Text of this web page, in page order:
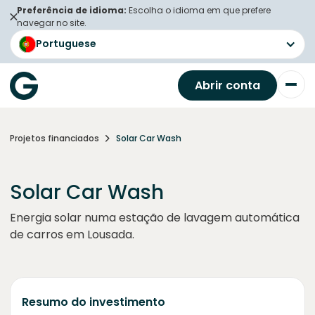
Preferência de idioma: Escolha o idioma em que prefere
navegar no site.
Portuguese
Abrir conta
Projetos financiados Solar Car Wash
Solar Car Wash
Energia solar numa estação de lavagem automática
de carros em Lousada.
Resumo do investimento